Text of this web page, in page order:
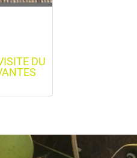
DU